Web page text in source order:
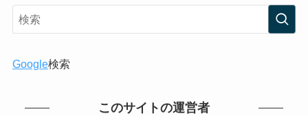
Google検索
このサイトの運営者